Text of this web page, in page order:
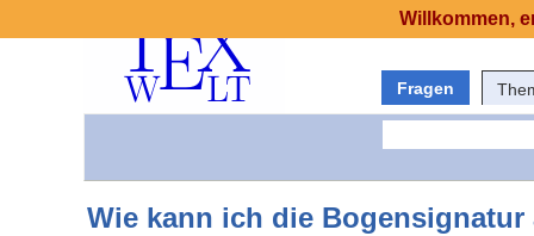
Fragen
Wie kann ich die Bogensignatur
Willkommen,